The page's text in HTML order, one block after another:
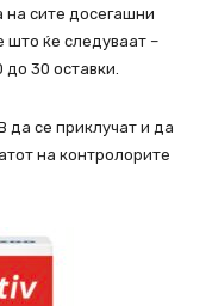
на сите досегашни
што ќе следуваат –
до 30 оставки.
да се приклучат и да
на контролорите